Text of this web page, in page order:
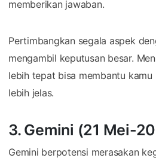
memberikan jawaban.
Pertimbangkan segala aspek
mengambil keputusan besar.
lebih tepat bisa membantu
lebih jelas.
3. Gemini (21 Mei-
Gemini berpotensi merasakan